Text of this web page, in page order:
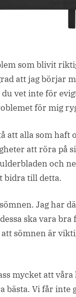
som blivit
att jag börjar
vet inte för
för mig
att alla som haft
att röra på
och
bidra till detta.
Jag har
ska vara bra
att sömnen är
mycket att
Vi får inte